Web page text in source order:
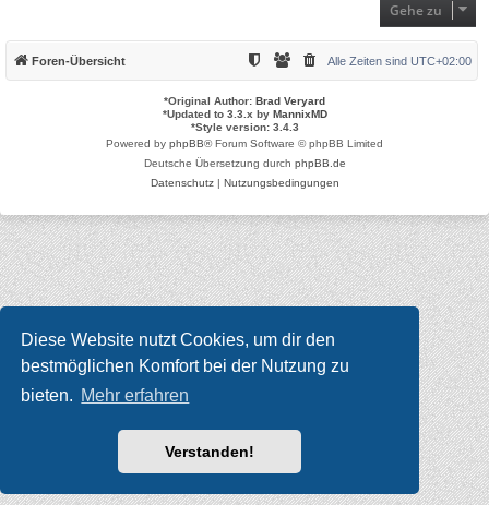
Diese Website nutzt Cookies, um dir den
bestmöglichen Komfort bei der Nutzung zu
bieten. Mehr erfahren
Verstanden!
Gehe zu
Foren-Übersicht Alle Zeiten sind UTC+02:00
*Original Author: Brad Veryard
*Updated to 3.3.x by MannixMD
*Style version: 3.4.3
Powered by phpBB® Forum Software © phpBB Limited
Deutsche Übersetzung durch phpBB.de
Datenschutz| Nutzungsbedingungen